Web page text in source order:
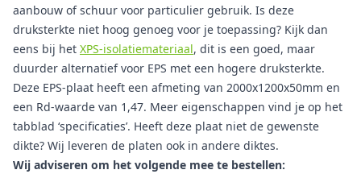
aanbouw of schuur voor particulier gebruik. Is deze
druksterkte niet hoog genoeg voor je toepassing? Kijk dan
eens bij het XPS-isolatiemateriaal, dit is een goed, maar
duurder alternatief voor EPS met een hogere druksterkte.
Deze EPS-plaat heeft een afmeting van 2000x1200x50mm en
een Rd-waarde van 1,47. Meer eigenschappen vind je op het
tabblad ‘specificaties’. Heeft deze plaat niet de gewenste
dikte? Wij leveren de platen ook in andere diktes.
Wij adviseren om het volgende mee te bestellen: